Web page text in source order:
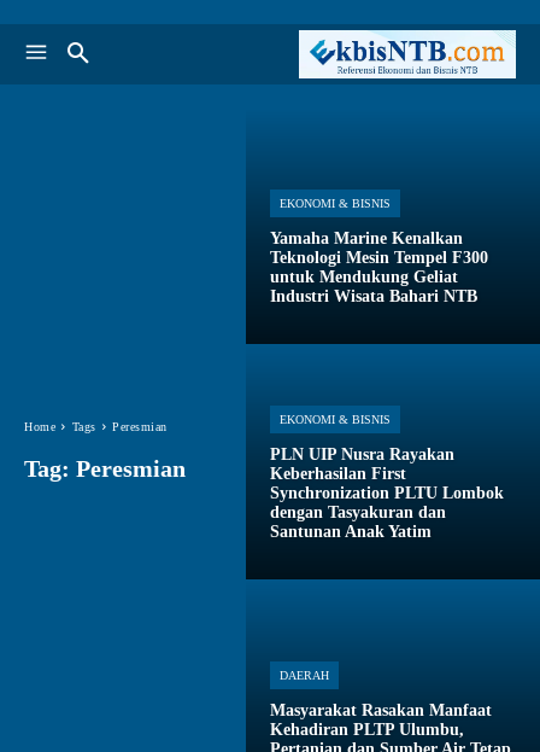
Home Tags Peresmian
Tag: Peresmian
EKONOMI & BISNIS
Yamaha Marine Kenalkan
Teknologi Mesin Tempel F300
untuk Mendukung Geliat
Industri Wisata Bahari NTB
EKONOMI & BISNIS
PLN UIP Nusra Rayakan
Keberhasilan First
Synchronization PLTU Lombok
dengan Tasyakuran dan
Santunan Anak Yatim
DAERAH
Masyarakat Rasakan Manfaat
Kehadiran PLTP Ulumbu,